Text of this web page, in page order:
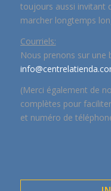
toujours aussi invitant
marcher longtemps
Courriels:
Nous prenons sur une
(Merci également de
complètes pour
et numéro de